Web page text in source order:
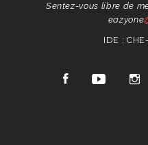
Sentez-vous libre de
eazyone
IDE :